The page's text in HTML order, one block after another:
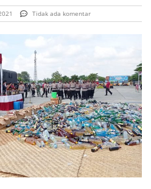
Tidak ada komentar